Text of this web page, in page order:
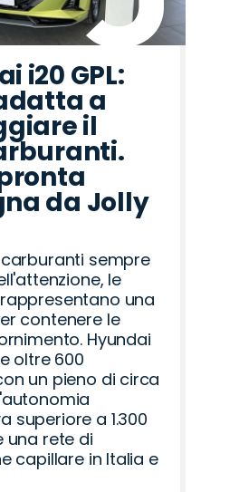
i20 GPL:
a
il
da Jolly
sempre
le
una
contenere le
Hyundai
oltre 600
un pieno di circa
superiore a 1.300
una rete di
capillare in Italia e